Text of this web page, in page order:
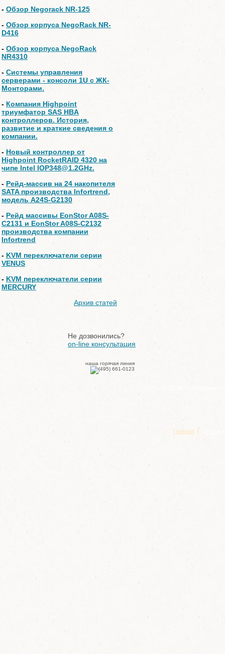
- Обзор Negorack NR-125
- Обзор корпуса NegoRack NR-
D416
- Обзор корпуса NegoRack
NR4310
- Системы управления
серверами - консоли 1U с ЖК-
Монторами.
- Компания Highpoint
триумфатор SAS HBA
контроллеров. История,
развитие и краткие сведения о
компании.
- Новый контроллер от
Highpoint RocketRAID 4320 на
чипе Intel IOP348@1.2GHz.
- Рейд-массив на 24 накопителя
SATA производства Infortrend,
модель A24S-G2130
- Рейд массивы EonStor A08S-
C2131 и EonStor A08S-C2132
производства компании
Infortrend
- KVM переключатели серии
VENUS
- KVM переключатели серии
MERCURY
Архив статей
Не дозвонились?
on-line консультация
наша горячая линия
© 1991-2023, МНТ
Главная |